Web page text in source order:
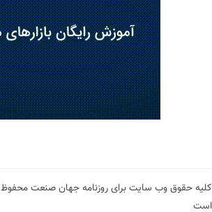
کلیه حقوق وب سایت برای روزنامه جهان صنعت محفوظ
است